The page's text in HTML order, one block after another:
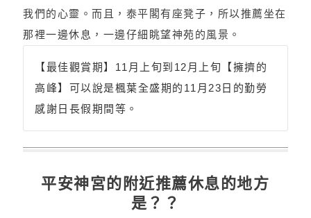
我們的心靈。而且，泰平閣有座凳子，所以推薦坐在
那裡一邊休息，一邊仔細眺望神苑的風景。
【最佳觀賞期】11月上旬到12月上旬【擁擠的
高峰】可以說是楓葉全盛期的11月23日的勤勞
感謝日長假期間等。
平安神宮的附近推薦休息的地方
是？？